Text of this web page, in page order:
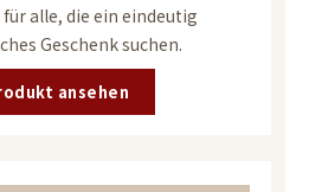
für alle, die ein eindeutig
Geschenk suchen.
ansehen